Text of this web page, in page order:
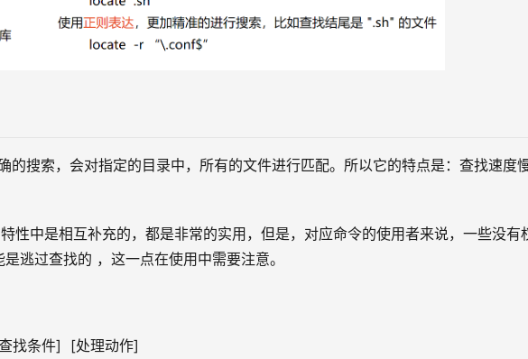
搜索，会对指定的目录中，所有的文件进行匹配。所以它的特点是：查找速度慢
性中是相互补充的，都是非常的实用，但是，对应命令的使用者来说，一些没有
逃过查找的 ，这一点在使用中需要注意。
找条件]  [处理动作]